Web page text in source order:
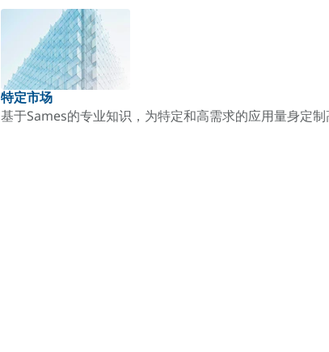
特定市场
基于Sames的专业知识，为特定和高需求的应用量身定制